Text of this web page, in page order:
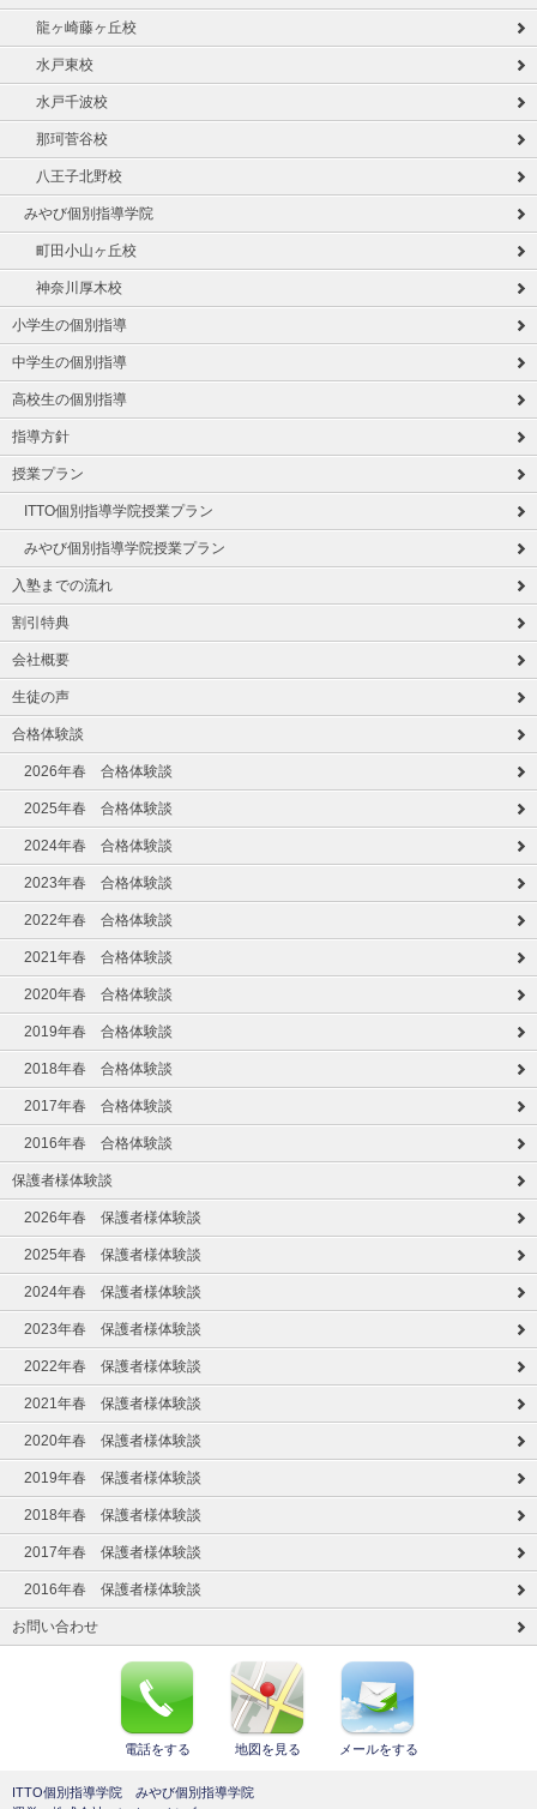
龍ヶ崎藤ヶ丘校
水戸東校
水戸千波校
那珂菅谷校
八王子北野校
みやび個別指導学院
町田小山ヶ丘校
神奈川厚木校
小学生の個別指導
中学生の個別指導
高校生の個別指導
指導方針
授業プラン
ITTO個別指導学院授業プラン
みやび個別指導学院授業プラン
入塾までの流れ
割引特典
会社概要
生徒の声
合格体験談
2026年春 合格体験談
2025年春 合格体験談
2024年春 合格体験談
2023年春 合格体験談
2022年春 合格体験談
2021年春 合格体験談
2020年春 合格体験談
2019年春 合格体験談
2018年春 合格体験談
2017年春 合格体験談
2016年春 合格体験談
保護者様体験談
2026年春 保護者様体験談
2025年春 保護者様体験談
2024年春 保護者様体験談
2023年春 保護者様体験談
2022年春 保護者様体験談
2021年春 保護者様体験談
2020年春 保護者様体験談
2019年春 保護者様体験談
2018年春 保護者様体験談
2017年春 保護者様体験談
2016年春 保護者様体験談
お問い合わせ
電話をする 地図を見る メールをする
ITTO個別指導学院 みやび個別指導学院